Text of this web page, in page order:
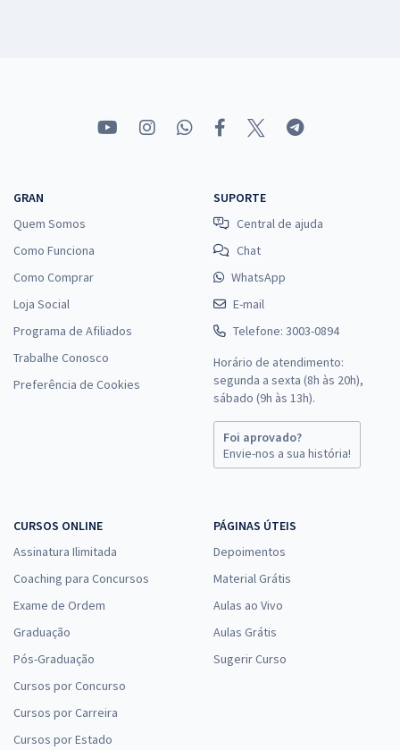
GRAN
Quem Somos
Como Funciona
Como Comprar
Loja Social
Programa de Afiliados
Trabalhe Conosco
Preferência de Cookies
SUPORTE
Central de ajuda
Chat
WhatsApp
E-mail
Telefone: 3003-0894
Horário de atendimento:
segunda a sexta (8h às 20h),
sábado (9h às 13h).
Foi aprovado?
Envie-nos a sua história!
CURSOS ONLINE
Assinatura Ilimitada
Coaching para Concursos
Exame de Ordem
Graduação
Pós-Graduação
Cursos por Concurso
Cursos por Carreira
Cursos por Estado
PÁGINAS ÚTEIS
Depoimentos
Material Grátis
Aulas ao Vivo
Aulas Grátis
Sugerir Curso